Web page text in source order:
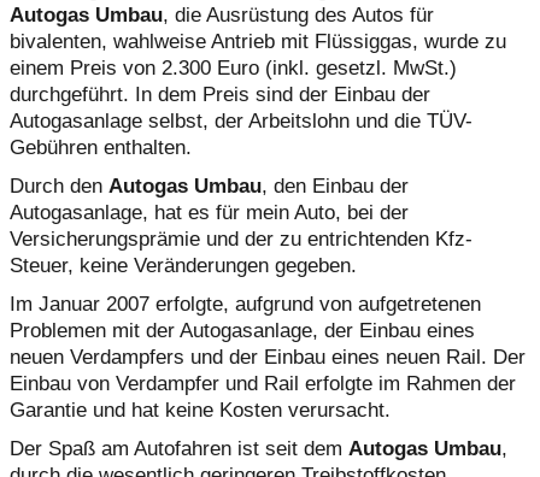
Autogas Umbau, die Ausrüstung des Autos für
bivalenten, wahlweise Antrieb mit Flüssiggas, wurde zu
einem Preis von 2.300 Euro (inkl. gesetzl. MwSt.)
durchgeführt. In dem Preis sind der Einbau der
Autogasanlage selbst, der Arbeitslohn und die TÜV-
Gebühren enthalten.
Durch den Autogas Umbau, den Einbau der
Autogasanlage, hat es für mein Auto, bei der
Versicherungsprämie und der zu entrichtenden Kfz-
Steuer, keine Veränderungen gegeben.
Im Januar 2007 erfolgte, aufgrund von aufgetretenen
Problemen mit der Autogasanlage, der Einbau eines
neuen Verdampfers und der Einbau eines neuen Rail. Der
Einbau von Verdampfer und Rail erfolgte im Rahmen der
Garantie und hat keine Kosten verursacht.
Der Spaß am Autofahren ist seit dem Autogas Umbau,